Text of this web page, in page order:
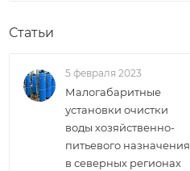
Статьи
5 февраля 2023
Малогабаритные
установки очистки
воды хозяйственно-
питьевого назначения
в северных регионах